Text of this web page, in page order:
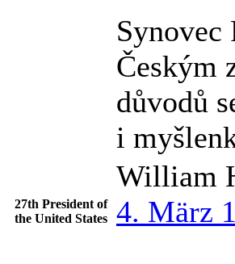
Synovec
Českým
důvodů
i
27th President of
the United States
William
4. März